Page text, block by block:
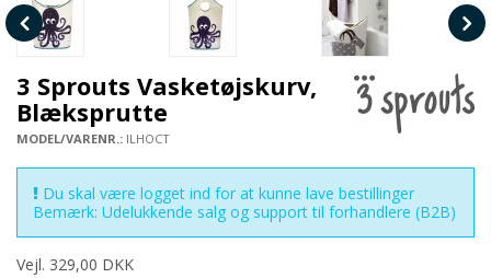
3 Sprouts Vasketøjskurv,
Blæksprutte
MODEL/VARENR.: ILHOCT
Du skal være logget ind for at kunne lave bestillinger
Bemærk: Udelukkende salg og support til forhandlere (B2B)
Vejl. 329,00 DKK